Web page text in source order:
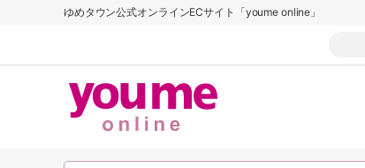
ゆめタウン公式オンラインECサイト「youme online」